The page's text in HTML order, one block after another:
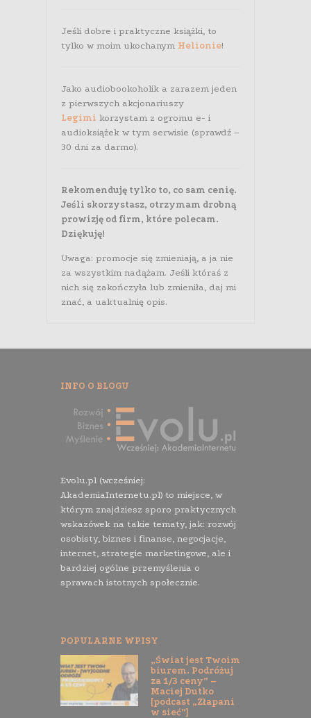
Jeśli dobre i praktyczne książki, to
tylko w moim ukochanym Helionie!
Jako audiobookoholik a zarazem jeden
z pierwszych akcjonariuszy
Legimi korzystam z ogromu e- i
audioksiążek w tym serwisie (sprawdź –
30 dni za darmo).
Rekomenduję tylko to, co sam cenię.
Jeśli skorzystasz, otrzymam drobną
prowizję od firm, które polecam.
Dziękuję!
Uwaga: promocje się zmieniają, a ja nie
za wszystkim nadążam. Jeśli któraś z
nich się zakończyła lub zmieniła, daj mi
znać, a uaktualnię opis.
INFO O BLOGU
Evolu.pl (wcześniej:
AkademiaInternetu.pl) to miejsce, w
którym znajdziesz sporo praktycznych
wskazówek na takie tematy, jak: rozwój
osobisty, biznes i finanse, negocjacje,
internet, strategie marketingowe, ale i
bardziej ogólne przemyślenia o
sprawach istotnych społecznie.
POPULARNE WPISY
„Świat jest Twoim
biurem. Podróżuj
za 1/3 ceny” –
Maciej Dutko
[podcast „Złapani
w sieć”]